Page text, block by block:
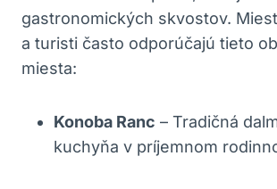
gastronomických skvostov.
a turisti často odporúčajú tieto
miesta:
Konoba Ranc – Tradičná
kuchyňa v príjemnom